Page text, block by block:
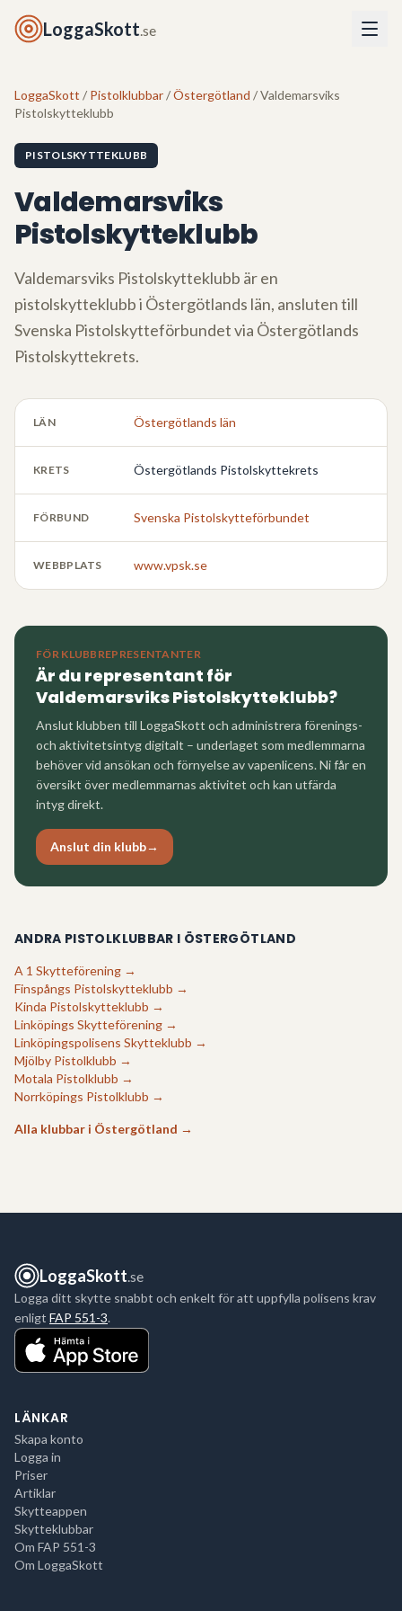
LoggaSkott.se
LoggaSkott / Pistolklubbar/Östergötland / Valdemarsviks
Pistolskytteklubb
PISTOLSKYTTEKLUBB
Valdemarsviks
Pistolskytteklubb
Valdemarsviks Pistolskytteklubb är en
pistolskytteklubb i Östergötlands län, ansluten till
Svenska Pistolskytteförbundet via Östergötlands
Pistolskyttekrets.
LÄN Östergötlands län
KRETS Östergötlands Pistolskyttekrets
FÖRBUND Svenska Pistolskytteförbundet
WEBBPLATS www.vpsk.se
FÖR KLUBBREPRESENTANTER
Är du representant för
Valdemarsviks Pistolskytteklubb?
Anslut klubben till LoggaSkott och administrera förenings-
och aktivitetsintyg digitalt – underlaget som medlemmarna
behöver vid ansökan och förnyelse av vapenlicens. Ni får en
översikt över medlemmarnas aktivitet och kan utfärda
intyg direkt.
Anslut din klubb→
ANDRA PISTOLKLUBBAR I ÖSTERGÖTLAND
A 1 Skytteförening →
Finspångs Pistolskytteklubb →
Kinda Pistolskytteklubb →
Linköpings Skytteförening →
Linköpingspolisens Skytteklubb →
Mjölby Pistolklubb →
Motala Pistolklubb →
Norrköpings Pistolklubb →
Alla klubbar i Östergötland →
LoggaSkott.se
Logga ditt skytte snabbt och enkelt för att uppfylla polisens krav
enligt FAP 551-3.
LÄNKAR
Skapa konto
Logga in
Priser
Artiklar
Skytteappen
Skytteklubbar
Om FAP 551-3
Om LoggaSkott